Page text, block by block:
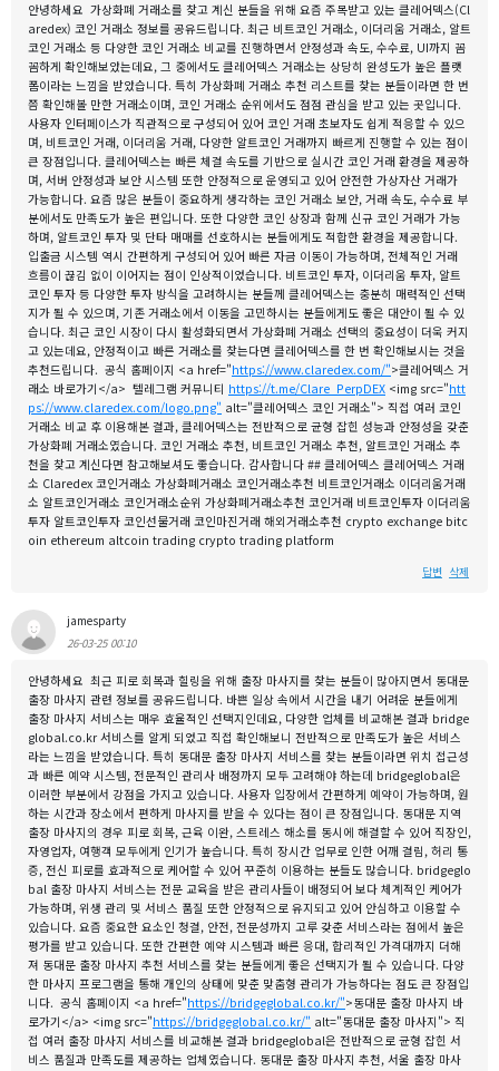
안녕하세요 가상화폐 거래소를 찾고 계신 분들을 위해 요즘 주목받고 있는 클레어덱스(Cl
aredex) 코인 거래소 정보를 공유드립니다. 최근 비트코인 거래소, 이더리움 거래소, 알트
코인 거래소 등 다양한 코인 거래소 비교를 진행하면서 안정성과 속도, 수수료, UI까지 꼼
꼼하게 확인해보았는데요, 그 중에서도 클레어덱스 거래소는 상당히 완성도가 높은 플랫
폼이라는 느낌을 받았습니다. 특히 가상화폐 거래소 추천 리스트를 찾는 분들이라면 한 번
쯤 확인해볼 만한 거래소이며, 코인 거래소 순위에서도 점점 관심을 받고 있는 곳입니다.
사용자 인터페이스가 직관적으로 구성되어 있어 코인 거래 초보자도 쉽게 적응할 수 있으
며, 비트코인 거래, 이더리움 거래, 다양한 알트코인 거래까지 빠르게 진행할 수 있는 점이
큰 장점입니다. 클레어덱스는 빠른 체결 속도를 기반으로 실시간 코인 거래 환경을 제공하
며, 서버 안정성과 보안 시스템 또한 안정적으로 운영되고 있어 안전한 가상자산 거래가
가능합니다. 요즘 많은 분들이 중요하게 생각하는 코인 거래소 보안, 거래 속도, 수수료 부
분에서도 만족도가 높은 편입니다. 또한 다양한 코인 상장과 함께 신규 코인 거래가 가능
하며, 알트코인 투자 및 단타 매매를 선호하시는 분들에게도 적합한 환경을 제공합니다.
입출금 시스템 역시 간편하게 구성되어 있어 빠른 자금 이동이 가능하며, 전체적인 거래
흐름이 끊김 없이 이어지는 점이 인상적이었습니다. 비트코인 투자, 이더리움 투자, 알트
코인 투자 등 다양한 투자 방식을 고려하시는 분들께 클레어덱스는 충분히 매력적인 선택
지가 될 수 있으며, 기존 거래소에서 이동을 고민하시는 분들에게도 좋은 대안이 될 수 있
습니다. 최근 코인 시장이 다시 활성화되면서 가상화폐 거래소 선택의 중요성이 더욱 커지
고 있는데요, 안정적이고 빠른 거래소를 찾는다면 클레어덱스를 한 번 확인해보시는 것을
추천드립니다. 공식 홈페이지 <a href="https://www.claredex.com/">클레어덱스 거
래소 바로가기</a> 텔레그램 커뮤니티 https://t.me/Clare_PerpDEX <img src="htt
ps://www.claredex.com/logo.png" alt="클레어덱스 코인 거래소"> 직접 여러 코인
거래소 비교 후 이용해본 결과, 클레어덱스는 전반적으로 균형 잡힌 성능과 안정성을 갖춘
가상화폐 거래소였습니다. 코인 거래소 추천, 비트코인 거래소 추천, 알트코인 거래소 추
천을 찾고 계신다면 참고해보셔도 좋습니다. 감사합니다 ## 클레어덱스 클레어덱스 거래
소 Claredex 코인거래소 가상화폐거래소 코인거래소추천 비트코인거래소 이더리움거래
소 알트코인거래소 코인거래소순위 가상화폐거래소추천 코인거래 비트코인투자 이더리움
투자 알트코인투자 코인선물거래 코인마진거래 해외거래소추천 crypto exchange bitc
oin ethereum altcoin trading crypto trading platform
답변 삭제
jamesparty
26-03-25 00:10
안녕하세요 최근 피로 회복과 힐링을 위해 출장 마사지를 찾는 분들이 많아지면서 동대문
출장 마사지 관련 정보를 공유드립니다. 바쁜 일상 속에서 시간을 내기 어려운 분들에게
출장 마사지 서비스는 매우 효율적인 선택지인데요, 다양한 업체를 비교해본 결과 bridge
global.co.kr 서비스를 알게 되었고 직접 확인해보니 전반적으로 만족도가 높은 서비스
라는 느낌을 받았습니다. 특히 동대문 출장 마사지 서비스를 찾는 분들이라면 위치 접근성
과 빠른 예약 시스템, 전문적인 관리사 배정까지 모두 고려해야 하는데 bridgeglobal은
이러한 부분에서 강점을 가지고 있습니다. 사용자 입장에서 간편하게 예약이 가능하며, 원
하는 시간과 장소에서 편하게 마사지를 받을 수 있다는 점이 큰 장점입니다. 동대문 지역
출장 마사지의 경우 피로 회복, 근육 이완, 스트레스 해소를 동시에 해결할 수 있어 직장인,
자영업자, 여행객 모두에게 인기가 높습니다. 특히 장시간 업무로 인한 어깨 결림, 허리 통
증, 전신 피로를 효과적으로 케어할 수 있어 꾸준히 이용하는 분들도 많습니다. bridgeglo
bal 출장 마사지 서비스는 전문 교육을 받은 관리사들이 배정되어 보다 체계적인 케어가
가능하며, 위생 관리 및 서비스 품질 또한 안정적으로 유지되고 있어 안심하고 이용할 수
있습니다. 요즘 중요한 요소인 청결, 안전, 전문성까지 고루 갖춘 서비스라는 점에서 높은
평가를 받고 있습니다. 또한 간편한 예약 시스템과 빠른 응대, 합리적인 가격대까지 더해
져 동대문 출장 마사지 추천 서비스를 찾는 분들에게 좋은 선택지가 될 수 있습니다. 다양
한 마사지 프로그램을 통해 개인의 상태에 맞춘 맞춤형 관리가 가능하다는 점도 큰 장점입
니다. 공식 홈페이지 <a href="https://bridgeglobal.co.kr/">동대문 출장 마사지 바
로가기</a> <img src="https://bridgeglobal.co.kr/" alt="동대문 출장 마사지"> 직
접 여러 출장 마사지 서비스를 비교해본 결과 bridgeglobal은 전반적으로 균형 잡힌 서
비스 품질과 만족도를 제공하는 업체였습니다. 동대문 출장 마사지 추천, 서울 출장 마사